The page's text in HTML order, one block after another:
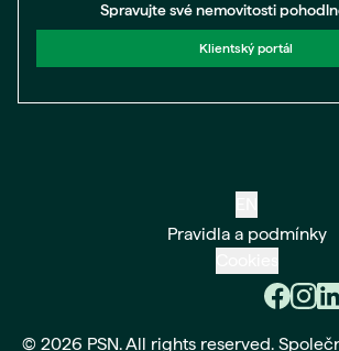
Spravujte své nemovitosti
Klientský portál
Pravidla a podmínky
© 2026 PSN. All rights reserved.